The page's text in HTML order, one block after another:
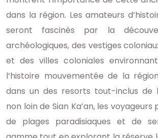
dans la région. Les amateurs
seront fascinés par la
archéologiques, des vestiges
et des villes coloniales
l’histoire mouvementée de la
dans un des resorts tout-inclus de
non loin de Sian Ka’an, les
de plages paradisiaques et de